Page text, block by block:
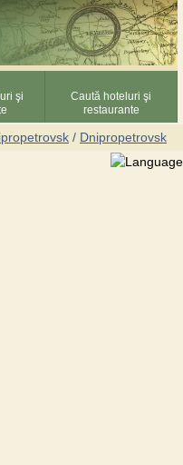
şi
Caută hoteluri şi
restaurante
/ Dnipropetrovsk